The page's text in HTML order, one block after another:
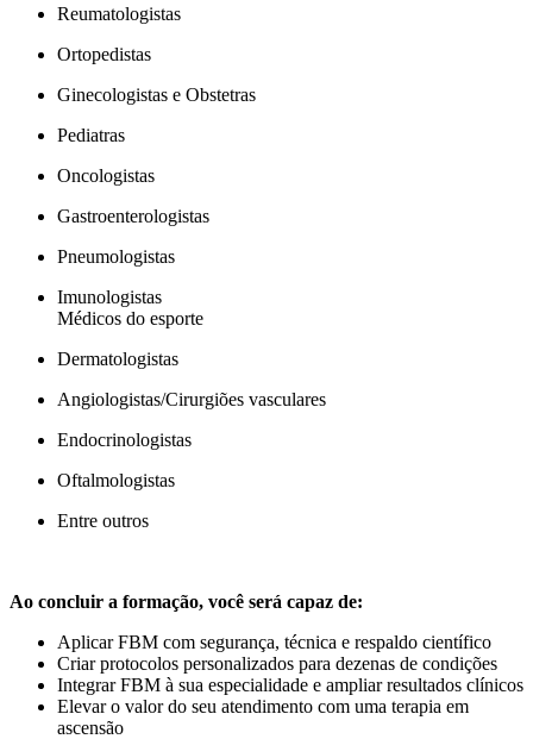
Reumatologistas
Ortopedistas
Ginecologistas e Obstetras
Pediatras
Oncologistas
Gastroenterologistas
Pneumologistas
Imunologistas
Médicos do esporte
Dermatologistas
Angiologistas/Cirurgiões vasculares
Endocrinologistas
Oftalmologistas
Entre outros
Ao concluir a formação, você será capaz de:
Aplicar FBM com segurança, técnica e respaldo científico
Criar protocolos personalizados para dezenas de condições
Integrar FBM à sua especialidade e ampliar resultados clínicos
Elevar o valor do seu atendimento com uma terapia em
ascensão